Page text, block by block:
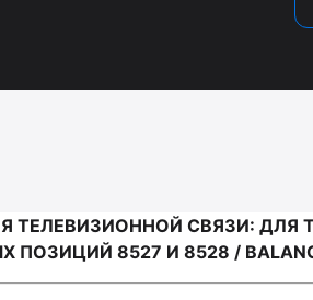
ТЕЛЕВИЗИОННОЙ СВЯЗИ: ДЛЯ
8527 И 8528 / BALANCE